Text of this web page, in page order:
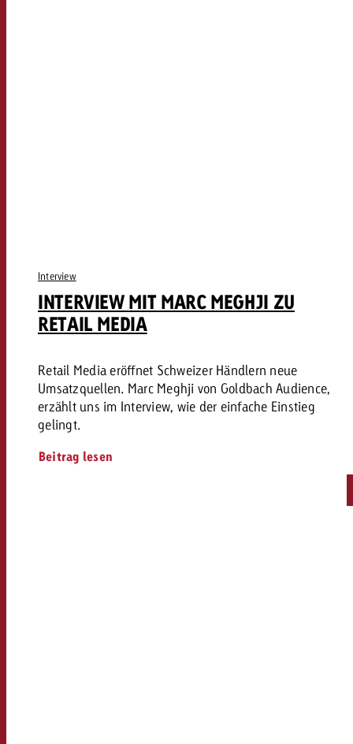
Interview
INTERVIEW MIT MARC MEGHJI ZU
RETAIL MEDIA
Retail Media eröffnet Schweizer Händlern neue
Umsatzquellen. Marc Meghji von Goldbach Audience,
erzählt uns im Interview, wie der einfache Einstieg
gelingt.
Beitrag lesen